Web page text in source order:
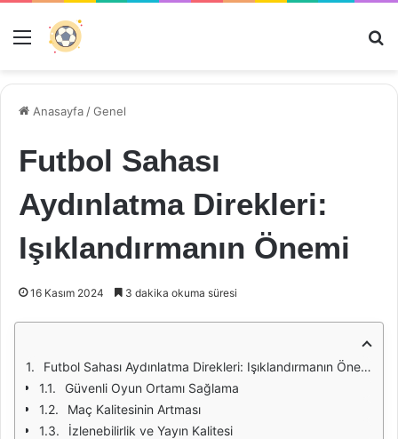
Menü
Anasayfa /Genel
Futbol Sahası
Aydınlatma Direkleri:
Işıklandırmanın Önemi
16 Kasım 2024 3 dakika okuma süresi
Futbol Sahası Aydınlatma Direkleri: Işıklandırmanın Önemi
Güvenli Oyun Ortamı Sağlama
Maç Kalitesinin Artması
İzlenebilirlik ve Yayın Kalitesi